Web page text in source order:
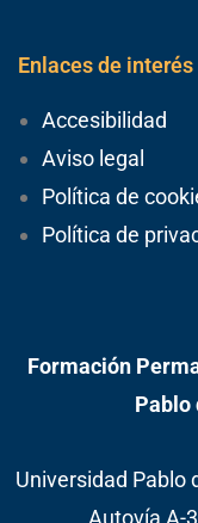
Enlaces de interés
Accesibilidad
Aviso legal
Política de
Política de
Formación
Pablo
Universidad Pablo